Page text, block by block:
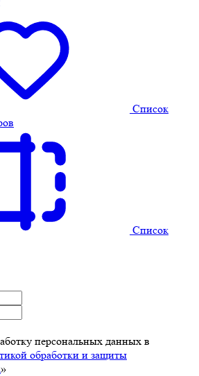
Cписок
Cписок
персональных данных в
обработки и защиты
»